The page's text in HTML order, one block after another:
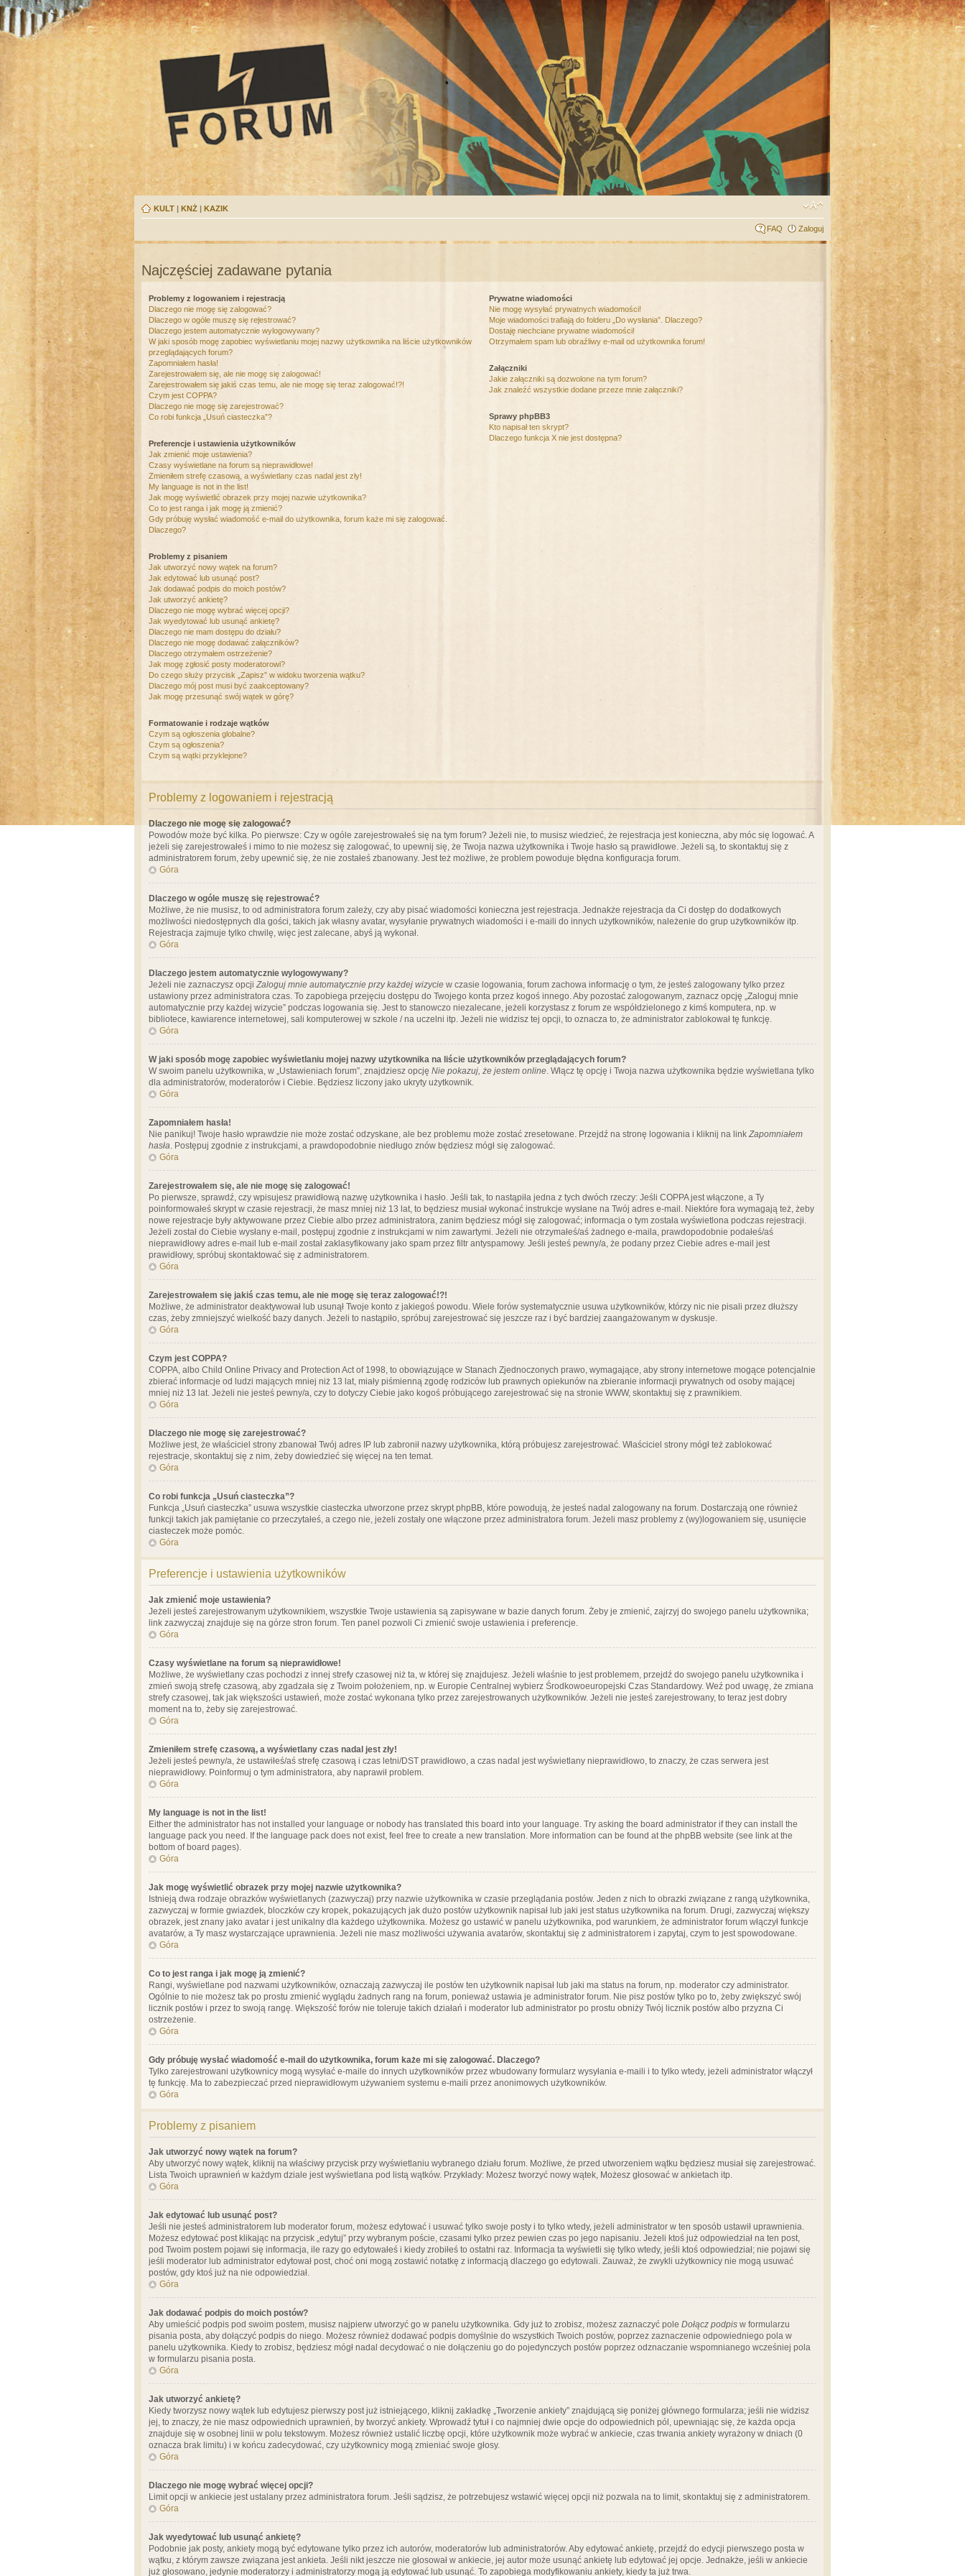
KULT | KNŻ | KAZIK
FAQ Zaloguj
Najczęściej zadawane pytania
Problemy z logowaniem i rejestracją
Dlaczego nie mogę się zalogować?
Dlaczego w ogóle muszę się rejestrować?
Dlaczego jestem automatycznie wylogowywany?
W jaki sposób mogę zapobiec wyświetlaniu mojej nazwy użytkownika na liście użytkowników
przeglądających forum?
Zapomniałem hasła!
Zarejestrowałem się, ale nie mogę się zalogować!
Zarejestrowałem się jakiś czas temu, ale nie mogę się teraz zalogować!?!
Czym jest COPPA?
Dlaczego nie mogę się zarejestrować?
Co robi funkcja „Usuń ciasteczka”?
Preferencje i ustawienia użytkowników
Jak zmienić moje ustawienia?
Czasy wyświetlane na forum są nieprawidłowe!
Zmieniłem strefę czasową, a wyświetlany czas nadal jest zły!
My language is not in the list!
Jak mogę wyświetlić obrazek przy mojej nazwie użytkownika?
Co to jest ranga i jak mogę ją zmienić?
Gdy próbuję wysłać wiadomość e-mail do użytkownika, forum każe mi się zalogować.
Dlaczego?
Problemy z pisaniem
Jak utworzyć nowy wątek na forum?
Jak edytować lub usunąć post?
Jak dodawać podpis do moich postów?
Jak utworzyć ankietę?
Dlaczego nie mogę wybrać więcej opcji?
Jak wyedytować lub usunąć ankietę?
Dlaczego nie mam dostępu do działu?
Dlaczego nie mogę dodawać załączników?
Dlaczego otrzymałem ostrzeżenie?
Jak mogę zgłosić posty moderatorowi?
Do czego służy przycisk „Zapisz” w widoku tworzenia wątku?
Dlaczego mój post musi być zaakceptowany?
Jak mogę przesunąć swój wątek w górę?
Formatowanie i rodzaje wątków
Czym są ogłoszenia globalne?
Czym są ogłoszenia?
Czym są wątki przyklejone?
Prywatne wiadomości
Nie mogę wysyłać prywatnych wiadomości!
Moje wiadomości trafiają do folderu „Do wysłania”. Dlaczego?
Dostaję niechciane prywatne wiadomości!
Otrzymałem spam lub obraźliwy e-mail od użytkownika forum!
Załączniki
Jakie załączniki są dozwolone na tym forum?
Jak znaleźć wszystkie dodane przeze mnie załączniki?
Sprawy phpBB3
Kto napisał ten skrypt?
Dlaczego funkcja X nie jest dostępna?
Problemy z logowaniem i rejestracją
Dlaczego nie mogę się zalogować?
Powodów może być kilka. Po pierwsze: Czy w ogóle zarejestrowałeś się na tym forum? Jeżeli nie, to musisz wiedzieć, że rejestracja jest konieczna, aby móc się logować. A
jeżeli się zarejestrowałeś i mimo to nie możesz się zalogować, to upewnij się, że Twoja nazwa użytkownika i Twoje hasło są prawidłowe. Jeżeli są, to skontaktuj się z
administratorem forum, żeby upewnić się, że nie zostałeś zbanowany. Jest też możliwe, że problem powoduje błędna konfiguracja forum.
Góra
Dlaczego w ogóle muszę się rejestrować?
Możliwe, że nie musisz, to od administratora forum zależy, czy aby pisać wiadomości konieczna jest rejestracja. Jednakże rejestracja da Ci dostęp do dodatkowych
możliwości niedostępnych dla gości, takich jak własny avatar, wysyłanie prywatnych wiadomości i e-maili do innych użytkowników, należenie do grup użytkowników itp.
Rejestracja zajmuje tylko chwilę, więc jest zalecane, abyś ją wykonał.
Góra
Dlaczego jestem automatycznie wylogowywany?
Jeżeli nie zaznaczysz opcji Zaloguj mnie automatycznie przy każdej wizycie w czasie logowania, forum zachowa informację o tym, że jesteś zalogowany tylko przez
ustawiony przez administratora czas. To zapobiega przejęciu dostępu do Twojego konta przez kogoś innego. Aby pozostać zalogowanym, zaznacz opcję „Zaloguj mnie
automatycznie przy każdej wizycie” podczas logowania się. Jest to stanowczo niezalecane, jeżeli korzystasz z forum ze współdzielonego z kimś komputera, np. w
bibliotece, kawiarence internetowej, sali komputerowej w szkole / na uczelni itp. Jeżeli nie widzisz tej opcji, to oznacza to, że administrator zablokował tę funkcję.
Góra
W jaki sposób mogę zapobiec wyświetlaniu mojej nazwy użytkownika na liście użytkowników przeglądających forum?
W swoim panelu użytkownika, w „Ustawieniach forum”, znajdziesz opcję Nie pokazuj, że jestem online. Włącz tę opcję i Twoja nazwa użytkownika będzie wyświetlana tylko
dla administratorów, moderatorów i Ciebie. Będziesz liczony jako ukryty użytkownik.
Góra
Zapomniałem hasła!
Nie panikuj! Twoje hasło wprawdzie nie może zostać odzyskane, ale bez problemu może zostać zresetowane. Przejdź na stronę logowania i kliknij na link Zapomniałem
hasła. Postępuj zgodnie z instrukcjami, a prawdopodobnie niedługo znów będziesz mógł się zalogować.
Góra
Zarejestrowałem się, ale nie mogę się zalogować!
Po pierwsze, sprawdź, czy wpisujesz prawidłową nazwę użytkownika i hasło. Jeśli tak, to nastąpiła jedna z tych dwóch rzeczy: Jeśli COPPA jest włączone, a Ty
poinformowałeś skrypt w czasie rejestracji, że masz mniej niż 13 lat, to będziesz musiał wykonać instrukcje wysłane na Twój adres e-mail. Niektóre fora wymagają też, żeby
nowe rejestracje były aktywowane przez Ciebie albo przez administratora, zanim będziesz mógł się zalogować; informacja o tym została wyświetlona podczas rejestracji.
Jeżeli został do Ciebie wysłany e-mail, postępuj zgodnie z instrukcjami w nim zawartymi. Jeżeli nie otrzymałeś/aś żadnego e-maila, prawdopodobnie podałeś/aś
nieprawidłowy adres e-mail lub e-mail został zaklasyfikowany jako spam przez filtr antyspamowy. Jeśli jesteś pewny/a, że podany przez Ciebie adres e-mail jest
prawidłowy, spróbuj skontaktować się z administratorem.
Góra
Zarejestrowałem się jakiś czas temu, ale nie mogę się teraz zalogować!?!
Możliwe, że administrator deaktywował lub usunął Twoje konto z jakiegoś powodu. Wiele forów systematycznie usuwa użytkowników, którzy nic nie pisali przez dłuższy
czas, żeby zmniejszyć wielkość bazy danych. Jeżeli to nastąpiło, spróbuj zarejestrować się jeszcze raz i być bardziej zaangażowanym w dyskusje.
Góra
Czym jest COPPA?
COPPA, albo Child Online Privacy and Protection Act of 1998, to obowiązujące w Stanach Zjednoczonych prawo, wymagające, aby strony internetowe mogące potencjalnie
zbierać informacje od ludzi mających mniej niż 13 lat, miały piśmienną zgodę rodziców lub prawnych opiekunów na zbieranie informacji prywatnych od osoby mającej
mniej niż 13 lat. Jeżeli nie jesteś pewny/a, czy to dotyczy Ciebie jako kogoś próbującego zarejestrować się na stronie WWW, skontaktuj się z prawnikiem.
Góra
Dlaczego nie mogę się zarejestrować?
Możliwe jest, że właściciel strony zbanował Twój adres IP lub zabronił nazwy użytkownika, którą próbujesz zarejestrować. Właściciel strony mógł też zablokować
rejestracje, skontaktuj się z nim, żeby dowiedzieć się więcej na ten temat.
Góra
Co robi funkcja „Usuń ciasteczka”?
Funkcja „Usuń ciasteczka” usuwa wszystkie ciasteczka utworzone przez skrypt phpBB, które powodują, że jesteś nadal zalogowany na forum. Dostarczają one również
funkcji takich jak pamiętanie co przeczytałeś, a czego nie, jeżeli zostały one włączone przez administratora forum. Jeżeli masz problemy z (wy)logowaniem się, usunięcie
ciasteczek może pomóc.
Góra
Preferencje i ustawienia użytkowników
Jak zmienić moje ustawienia?
Jeżeli jesteś zarejestrowanym użytkownikiem, wszystkie Twoje ustawienia są zapisywane w bazie danych forum. Żeby je zmienić, zajrzyj do swojego panelu użytkownika;
link zazwyczaj znajduje się na górze stron forum. Ten panel pozwoli Ci zmienić swoje ustawienia i preferencje.
Góra
Czasy wyświetlane na forum są nieprawidłowe!
Możliwe, że wyświetlany czas pochodzi z innej strefy czasowej niż ta, w której się znajdujesz. Jeżeli właśnie to jest problemem, przejdź do swojego panelu użytkownika i
zmień swoją strefę czasową, aby zgadzała się z Twoim położeniem, np. w Europie Centralnej wybierz Środkowoeuropejski Czas Standardowy. Weź pod uwagę, że zmiana
strefy czasowej, tak jak większości ustawień, może zostać wykonana tylko przez zarejestrowanych użytkowników. Jeżeli nie jesteś zarejestrowany, to teraz jest dobry
moment na to, żeby się zarejestrować.
Góra
Zmieniłem strefę czasową, a wyświetlany czas nadal jest zły!
Jeżeli jesteś pewny/a, że ustawiłeś/aś strefę czasową i czas letni/DST prawidłowo, a czas nadal jest wyświetlany nieprawidłowo, to znaczy, że czas serwera jest
nieprawidłowy. Poinformuj o tym administratora, aby naprawił problem.
Góra
My language is not in the list!
Either the administrator has not installed your language or nobody has translated this board into your language. Try asking the board administrator if they can install the
language pack you need. If the language pack does not exist, feel free to create a new translation. More information can be found at the phpBB website (see link at the
bottom of board pages).
Góra
Jak mogę wyświetlić obrazek przy mojej nazwie użytkownika?
Istnieją dwa rodzaje obrazków wyświetlanych (zazwyczaj) przy nazwie użytkownika w czasie przeglądania postów. Jeden z nich to obrazki związane z rangą użytkownika,
zazwyczaj w formie gwiazdek, bloczków czy kropek, pokazujących jak dużo postów użytkownik napisał lub jaki jest status użytkownika na forum. Drugi, zazwyczaj większy
obrazek, jest znany jako avatar i jest unikalny dla każdego użytkownika. Możesz go ustawić w panelu użytkownika, pod warunkiem, że administrator forum włączył funkcje
avatarów, a Ty masz wystarczające uprawnienia. Jeżeli nie masz możliwości używania avatarów, skontaktuj się z administratorem i zapytaj, czym to jest spowodowane.
Góra
Co to jest ranga i jak mogę ją zmienić?
Rangi, wyświetlane pod nazwami użytkowników, oznaczają zazwyczaj ile postów ten użytkownik napisał lub jaki ma status na forum, np. moderator czy administrator.
Ogólnie to nie możesz tak po prostu zmienić wyglądu żadnych rang na forum, ponieważ ustawia je administrator forum. Nie pisz postów tylko po to, żeby zwiększyć swój
licznik postów i przez to swoją rangę. Większość forów nie toleruje takich działań i moderator lub administrator po prostu obniży Twój licznik postów albo przyzna Ci
ostrzeżenie.
Góra
Gdy próbuję wysłać wiadomość e-mail do użytkownika, forum każe mi się zalogować. Dlaczego?
Tylko zarejestrowani użytkownicy mogą wysyłać e-maile do innych użytkowników przez wbudowany formularz wysyłania e-maili i to tylko wtedy, jeżeli administrator włączył
tę funkcję. Ma to zabezpieczać przed nieprawidłowym używaniem systemu e-maili przez anonimowych użytkowników.
Góra
Problemy z pisaniem
Jak utworzyć nowy wątek na forum?
Aby utworzyć nowy wątek, kliknij na właściwy przycisk przy wyświetlaniu wybranego działu forum. Możliwe, że przed utworzeniem wątku będziesz musiał się zarejestrować.
Lista Twoich uprawnień w każdym dziale jest wyświetlana pod listą wątków. Przykłady: Możesz tworzyć nowy wątek, Możesz głosować w ankietach itp.
Góra
Jak edytować lub usunąć post?
Jeśli nie jesteś administratorem lub moderator forum, możesz edytować i usuwać tylko swoje posty i to tylko wtedy, jeżeli administrator w ten sposób ustawił uprawnienia.
Możesz edytować post klikając na przycisk „edytuj” przy wybranym poście, czasami tylko przez pewien czas po jego napisaniu. Jeżeli ktoś już odpowiedział na ten post,
pod Twoim postem pojawi się informacja, ile razy go edytowałeś i kiedy zrobiłeś to ostatni raz. Informacja ta wyświetli się tylko wtedy, jeśli ktoś odpowiedział; nie pojawi się
jeśli moderator lub administrator edytował post, choć oni mogą zostawić notatkę z informacją dlaczego go edytowali. Zauważ, że zwykli użytkownicy nie mogą usuwać
postów, gdy ktoś już na nie odpowiedział.
Góra
Jak dodawać podpis do moich postów?
Aby umieścić podpis pod swoim postem, musisz najpierw utworzyć go w panelu użytkownika. Gdy już to zrobisz, możesz zaznaczyć pole Dołącz podpis w formularzu
pisania posta, aby dołączyć podpis do niego. Możesz również dodawać podpis domyślnie do wszystkich Twoich postów, poprzez zaznaczenie odpowiedniego pola w
panelu użytkownika. Kiedy to zrobisz, będziesz mógł nadal decydować o nie dołączeniu go do pojedynczych postów poprzez odznaczanie wspomnianego wcześniej pola
w formularzu pisania posta.
Góra
Jak utworzyć ankietę?
Kiedy tworzysz nowy wątek lub edytujesz pierwszy post już istniejącego, kliknij zakładkę „Tworzenie ankiety” znajdującą się poniżej głównego formularza; jeśli nie widzisz
jej, to znaczy, że nie masz odpowiednich uprawnień, by tworzyć ankiety. Wprowadź tytuł i co najmniej dwie opcje do odpowiednich pól, upewniając się, że każda opcja
znajduje się w osobnej linii w polu tekstowym. Możesz również ustalić liczbę opcji, które użytkownik może wybrać w ankiecie, czas trwania ankiety wyrażony w dniach (0
oznacza brak limitu) i w końcu zadecydować, czy użytkownicy mogą zmieniać swoje głosy.
Góra
Dlaczego nie mogę wybrać więcej opcji?
Limit opcji w ankiecie jest ustalany przez administratora forum. Jeśli sądzisz, że potrzebujesz wstawić więcej opcji niż pozwala na to limit, skontaktuj się z administratorem.
Góra
Jak wyedytować lub usunąć ankietę?
Podobnie jak posty, ankiety mogą być edytowane tylko przez ich autorów, moderatorów lub administratorów. Aby edytować ankietę, przejdź do edycji pierwszego posta w
wątku, z którym zawsze związana jest ankieta. Jeśli nikt jeszcze nie głosował w ankiecie, jej autor może usunąć ankietę lub edytować jej opcje. Jednakże, jeśli w ankiecie
już głosowano, jedynie moderatorzy i administratorzy mogą ją edytować lub usunąć. To zapobiega modyfikowaniu ankiety, kiedy ta już trwa.